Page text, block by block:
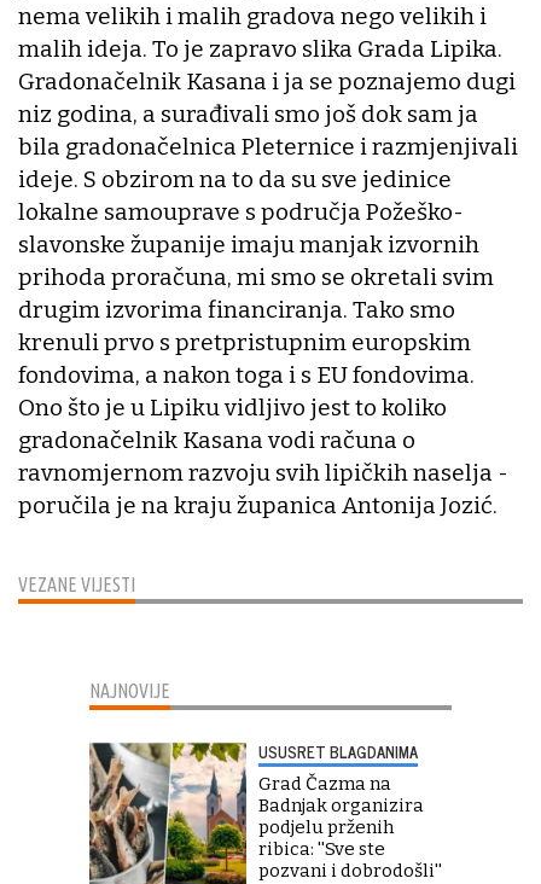
VEZANE VIJESTI
nema velikih i malih gradova nego velikih i
malih ideja. To je zapravo slika Grada Lipika.
Gradonačelnik Kasana i ja se poznajemo dugi
niz godina, a surađivali smo još dok sam ja
bila gradonačelnica Pleternice i razmjenjivali
ideje. S obzirom na to da su sve jedinice
lokalne samouprave s područja Požeško-
slavonske županije imaju manjak izvornih
prihoda proračuna, mi smo se okretali svim
drugim izvorima financiranja. Tako smo
krenuli prvo s pretpristupnim europskim
fondovima, a nakon toga i s EU fondovima.
Ono što je u Lipiku vidljivo jest to koliko
gradonačelnik Kasana vodi računa o
ravnomjernom razvoju svih lipičkih naselja -
poručila je na kraju županica Antonija Jozić.
NAJNOVIJE
USUSRET BLAGDANIMA
Grad Čazma na
Badnjak organizira
podjelu prženih
ribica: ''Sve ste
pozvani i dobrodošli''